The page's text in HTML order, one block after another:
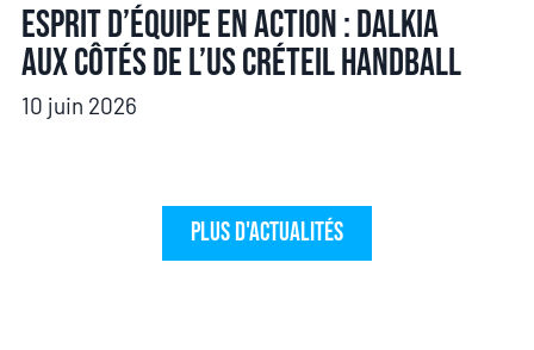
Esprit d’équipe en action : Dalkia
aux côtés de l’US Créteil Handball
10 juin 2026
Plus d'actualités